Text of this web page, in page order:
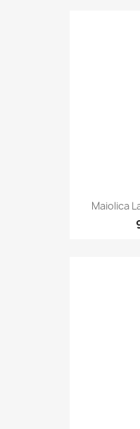
Maiolica